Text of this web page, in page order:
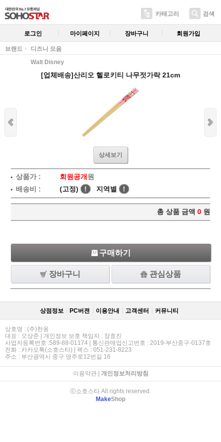
카테고리 검색
로그인 마이페이지 장바구니 회원가입
브랜드
디즈니 모음
Walt Disney
[업체배송]산리오 헬로키티 나무젓가락 21cm
상세보기
상품가 : 회원공개 원
배송비 :
(고정) ! 지역별 !
총 상품 금액 0 원
구매하기
장바구니 관심상품
상점정보 PC버젼 이용안내 고객센터 커뮤니티
상호명 : (주)한옹
대표 : 오상준 | 개인정보 보호 책임자 : 장효진
사업자등록번호 :589-88-01174 | 통신판매업신고번호 : 2019-부산중구-0137호
전화 : 카카오톡(소호스타) | 팩스 : 051-231-8223
주소 : 부산광역시 중구 영주로12번길 16
이용약관| 개인정보처리방침
ⓒ소호스타 All rights reserved.
MakeShop